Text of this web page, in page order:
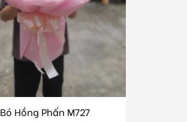
Bó Hồng Phấn M727